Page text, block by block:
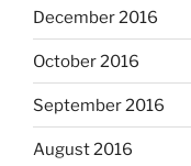
December 2016
October 2016
September 2016
August 2016